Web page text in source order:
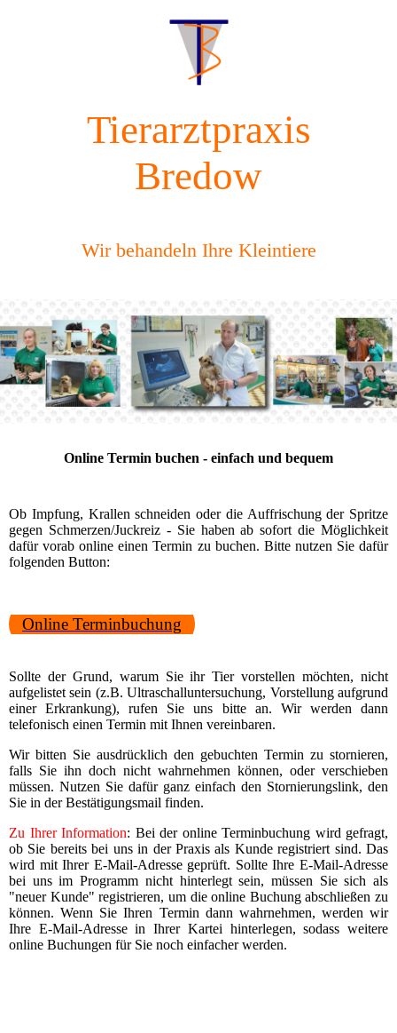
Tierarztpraxis
Bredow
Wir behandeln Ihre Kleintiere
Online Termin buchen - einfach und bequem
Ob Impfung, Krallen schneiden oder die Auffrischung der Spritze
gegen Schmerzen/Juckreiz - Sie haben ab sofort die Möglichkeit
dafür vorab online einen Termin zu buchen. Bitte nutzen Sie dafür
folgenden Button:
Online Terminbuchung
Sollte der Grund, warum Sie ihr Tier vorstellen möchten, nicht
aufgelistet sein (z.B. Ultraschalluntersuchung, Vorstellung aufgrund
einer Erkrankung), rufen Sie uns bitte an. Wir werden dann
telefonisch einen Termin mit Ihnen vereinbaren.
Wir bitten Sie ausdrücklich den gebuchten Termin zu stornieren,
falls Sie ihn doch nicht wahrnehmen können, oder verschieben
müssen. Nutzen Sie dafür ganz einfach den Stornierungslink, den
Sie in der Bestätigungsmail finden.
Zu Ihrer Information: Bei der online Terminbuchung wird gefragt,
ob Sie bereits bei uns in der Praxis als Kunde registriert sind. Das
wird mit Ihrer E-Mail-Adresse geprüft. Sollte Ihre E-Mail-Adresse
bei uns im Programm nicht hinterlegt sein, müssen Sie sich als
"neuer Kunde" registrieren, um die online Buchung abschließen zu
können. Wenn Sie Ihren Termin dann wahrnehmen, werden wir
Ihre E-Mail-Adresse in Ihrer Kartei hinterlegen, sodass weitere
online Buchungen für Sie noch einfacher werden.